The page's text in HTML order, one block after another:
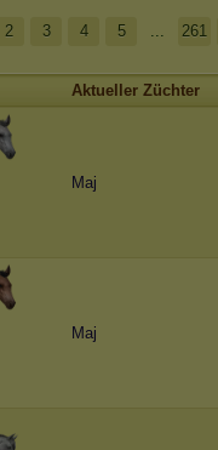
2 3 4 5 ... 261
Aktueller Züchter
Maj
Maj